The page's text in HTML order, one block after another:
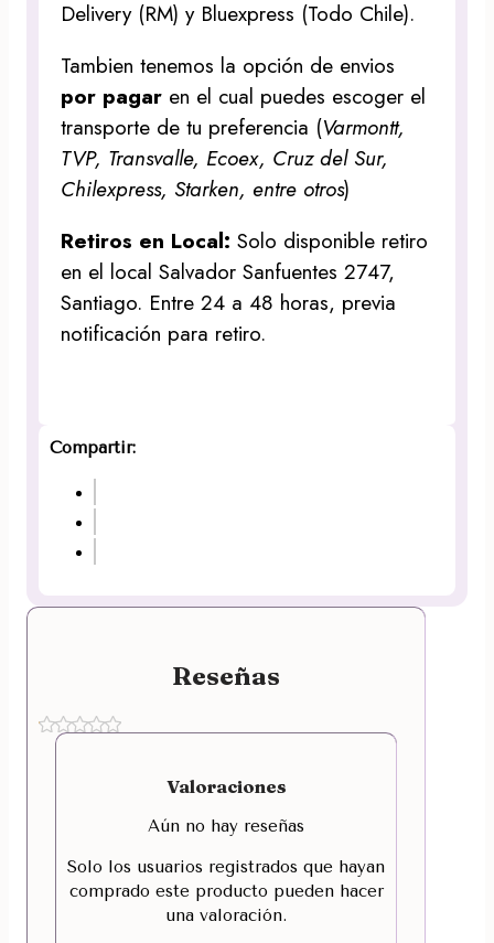
Delivery (RM) y Bluexpress (Todo Chile).
Tambien tenemos la opción de envios
por pagar en el cual puedes escoger el
transporte de tu preferencia (Varmontt,
TVP, Transvalle, Ecoex, Cruz del Sur,
Chilexpress, Starken, entre otros)
Retiros en Local:Solo disponible retiro
en el local Salvador Sanfuentes 2747,
Santiago. Entre 24 a 48 horas, previa
notificación para retiro.
Compartir:
Reseñas
Valoraciones
Aún no hay reseñas
Solo los usuarios registrados que hayan
comprado este producto pueden hacer
una valoración.